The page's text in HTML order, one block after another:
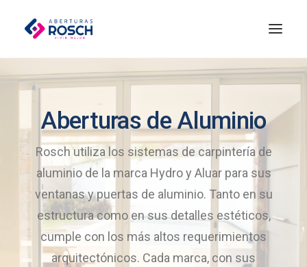
Aberturas de Aluminio
Rosch utiliza los sistemas de carpintería de
aluminio de la marca Hydro y Aluar para sus
ventanas y puertas de aluminio. Tanto en su
estructura como en sus detalles estéticos,
cumple con los más altos requerimientos
arquitectónicos. Cada marca, con sus